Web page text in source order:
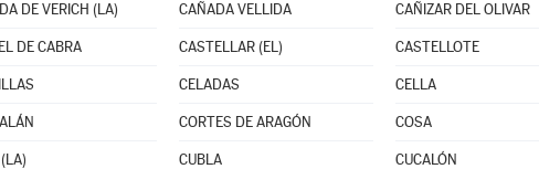
DE VERICH (LA) CAÑADA VELLIDA CAÑIZAR DEL OLIVAR
DE CABRA CASTELLAR (EL) CASTELLOTE
CELADAS CELLA
CORTES DE ARAGÓN COSA
CUBLA CUCALÓN